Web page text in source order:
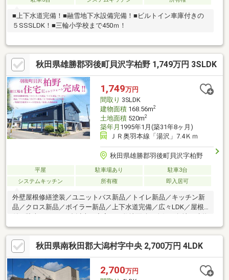
■上下水道完備！■融雪地下水設備完備！■ビルトイン車庫付きの
５SSSLDK！■三輪小学校まで450ｍ！
秋田県雄勝郡羽後町貝沢字柏野 1,749万円 3SLDK
1,749万円
間取り 3SLDK
建物面積168.56m2
土地面積520m2
築年月 1995年1月(築31年8ヶ月)
ＪＲ奥羽本線「湯沢」7.4Ｋｍ
秋田県雄勝郡羽後町貝沢字柏野
平屋 駐車場あり
駐車3台
システムキッチン
所有権 即入居可
外壁屋根修繕塗装／ユニットバス新品／トイレ新品／キッチン新
品／クロス新品／ボイラー新品／上下水道完備／広々LDK／屋根
50坪／土地150坪以上
秋田県南秋田郡大潟村字中央 2,700万円 4LDK
2,700万円